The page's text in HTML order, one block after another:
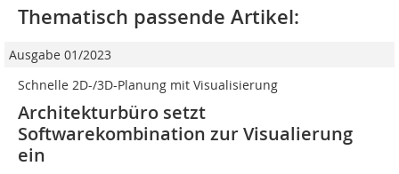
Thematisch passende Artikel:
Ausgabe 01/2023
Schnelle 2D-/3D-Planung mit Visualisierung
Architekturbüro setzt
Softwarekombination zur Visualierung
ein